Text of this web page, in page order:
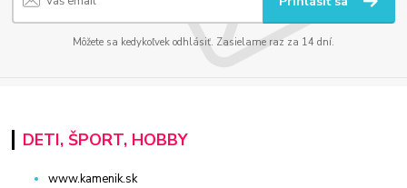
Môžete sa kedykoľvek odhlásiť. Zasielame raz za 14 dní.
DETI, ŠPORT, HOBBY
www.kamenik.sk